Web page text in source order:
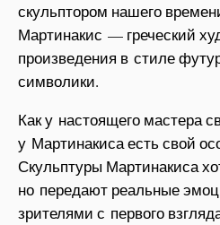
скульптором нашего
Мартинакис — греческий
произведения в стиле
символики.
Как у настоящего мастера
у Мартинакиса есть свой
Скульптуры Мартинакиса
но передают реальные
зрителями с первого